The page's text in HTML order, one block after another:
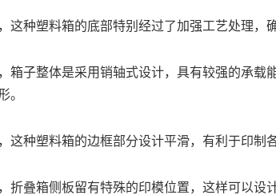
这种塑料箱的底部特别经过了加强工艺处理，
箱子整体是采用销轴式设计， 具有较强的承载
。
这种塑料箱的边框部分设计平滑， 有利于印制
折叠箱侧板留有特殊的印模位置， 这样可以设